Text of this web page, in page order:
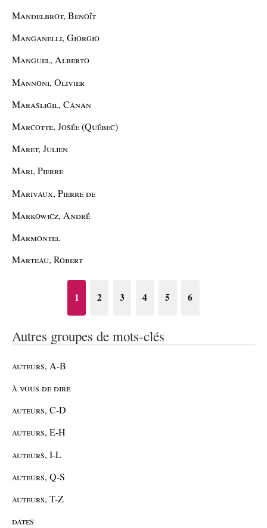
Mandelbrot, Benoît
Manganelli, Giorgio
Manguel, Alberto
Mannoni, Olivier
Marasligil, Canan
Marcotte, Josée (Québec)
Maret, Julien
Mari, Pierre
Marivaux, Pierre de
Markowicz, André
Marmontel
Marteau, Robert
1 2 3 4 5 6
Autres groupes de mots-clés
auteurs, A-B
à vous de dire
auteurs, C-D
auteurs, E-H
auteurs, I-L
auteurs, Q-S
auteurs, T-Z
dates